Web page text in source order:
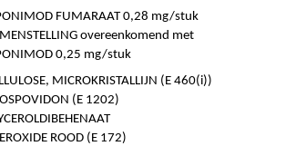
FUMARAAT 0,28 mg/stuk
overeenkomend met
0,25 mg/stuk
MICROKRISTALLIJN (E 460(i))
(E 1202)
ROOD (E 172)